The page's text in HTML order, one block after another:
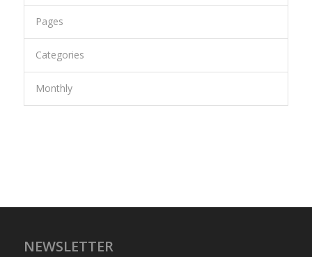
Pages
Categories
Monthly
NEWSLETTER